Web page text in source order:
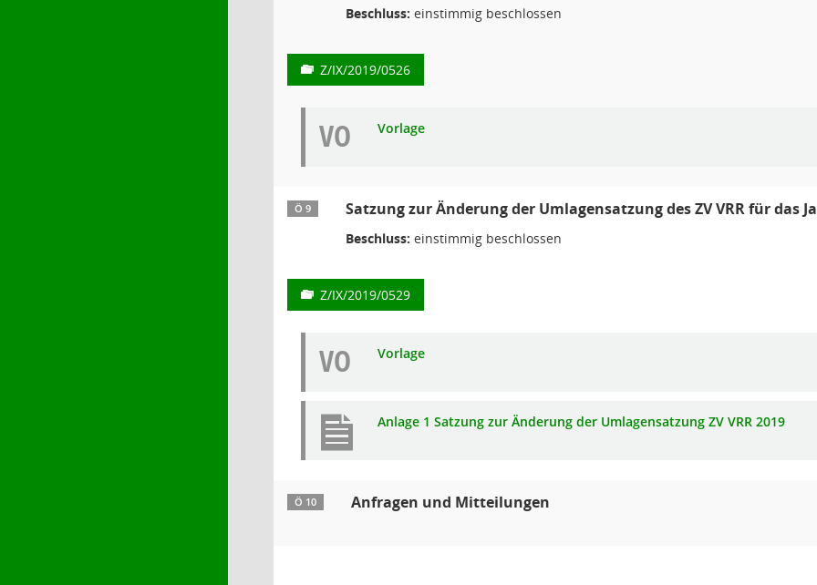
Beschluss: einstimmig beschlossen
Z/IX/2019/0526
VO Vorlage
Ö 9 Satzung zur Änderung der Umlagensatzung des ZV VRR für das
Beschluss: einstimmig beschlossen
Z/IX/2019/0529
VO Vorlage
Anlage 1 Satzung zur Änderung der Umlagensatzung ZV VRR 2019
Ö 10 Anfragen und Mitteilungen